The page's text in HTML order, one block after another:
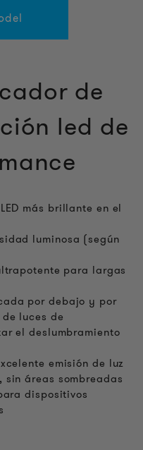
de
led de
más brillante en el
luminosa (según
para largas
por debajo y por
luces de
el deslumbramiento
emisión de luz
sin áreas sombreadas
dispositivos